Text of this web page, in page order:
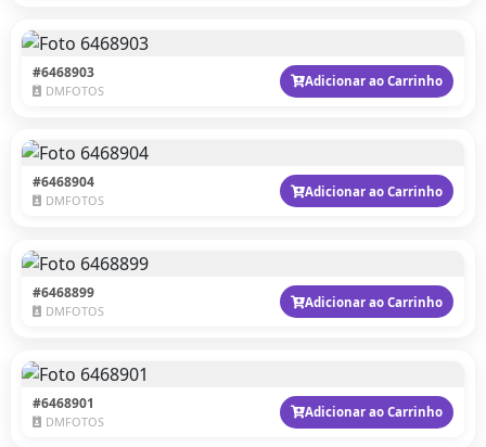
#6468903
DMFOTOS
Adicionar ao Carrinho
#6468904
DMFOTOS
Adicionar ao Carrinho
#6468899
DMFOTOS
Adicionar ao Carrinho
#6468901
DMFOTOS
Adicionar ao Carrinho